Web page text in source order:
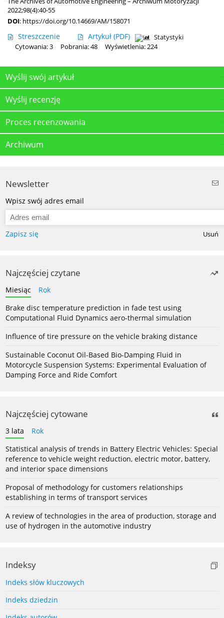
2022;98(4):40-55
DOI: https://doi.org/10.14669/AM/158071
Streszczenie Artykuł (PDF)
Statystyki
Cytowania: 3
Pobrania: 48 Wyświetlenia: 224
Wyślij swój artykuł
Wyślij recenzję
Proces recenzowania
Archiwum
Newsletter
Wpisz swój adres email
Zapisz się Usuń
Najczęściej czytane
Miesiąc
Rok
Brake disc temperature prediction in fade test using
Computational Fluid Dynamics aero-thermal simulation
Influence of tire pressure on the vehicle braking distance
Sustainable Coconut Oil-Based Bio-Damping Fluid in
Motorcycle Suspension Systems: Experimental Evaluation of
Damping Force and Ride Comfort
Najczęściej cytowane
3 lata
Rok
Statistical analysis of trends in Battery Electric Vehicles: Special
reference to vehicle weight reduction, electric motor, battery,
and interior space dimensions
Proposal of methodology for customers relationships
establishing in terms of transport services
A review of technologies in the area of production, storage and
use of hydrogen in the automotive industry
Indeksy
Indeks słów kluczowych
Indeks dziedzin